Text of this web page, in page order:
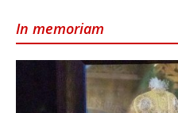
In memoriam